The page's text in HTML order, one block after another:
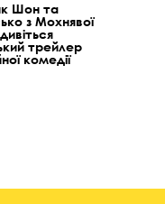
Шон та
з Мохнявої
трейлер
комедії